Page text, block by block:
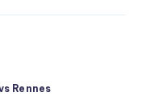
Rennes